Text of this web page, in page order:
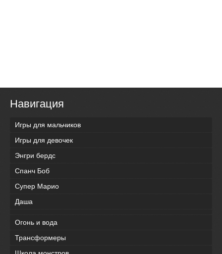
Навигация
Игры для мальчиков
Игры для девочек
Энгри бердс
Спанч Боб
Супер Марио
Даша
Огонь и вода
Трансформеры